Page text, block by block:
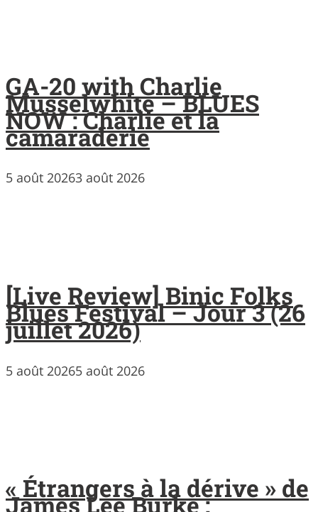
GA-20 with Charlie
Musselwhite – BLUES
NOW : Charlie et la
camaraderie
5 août 20263 août 2026
[Live Review] Binic Folks
Blues Festival – Jour 3 (26
juillet 2026)
5 août 20265 août 2026
« Étrangers à la dérive » de
James Lee Burke :